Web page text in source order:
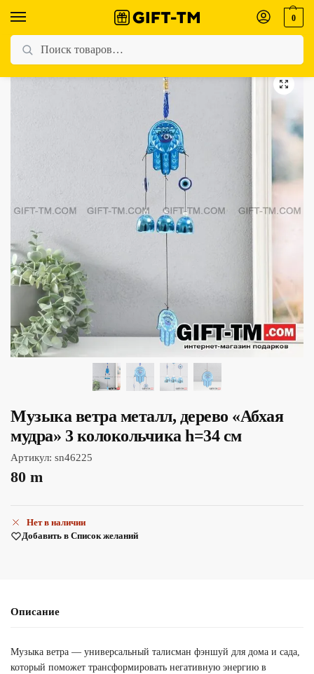
0
Главная Магазин / Все товары
Музыка ветра металл, дерево «Абхая
мудра» 3 колокольчика h=34 см
Артикул: sn46225
80 m
Нет в наличии
Добавить в Список желаний
Описание
Музыка ветра — универсальный талисман фэншуй для дома и сада,
который поможет трансформировать негативную энергию в